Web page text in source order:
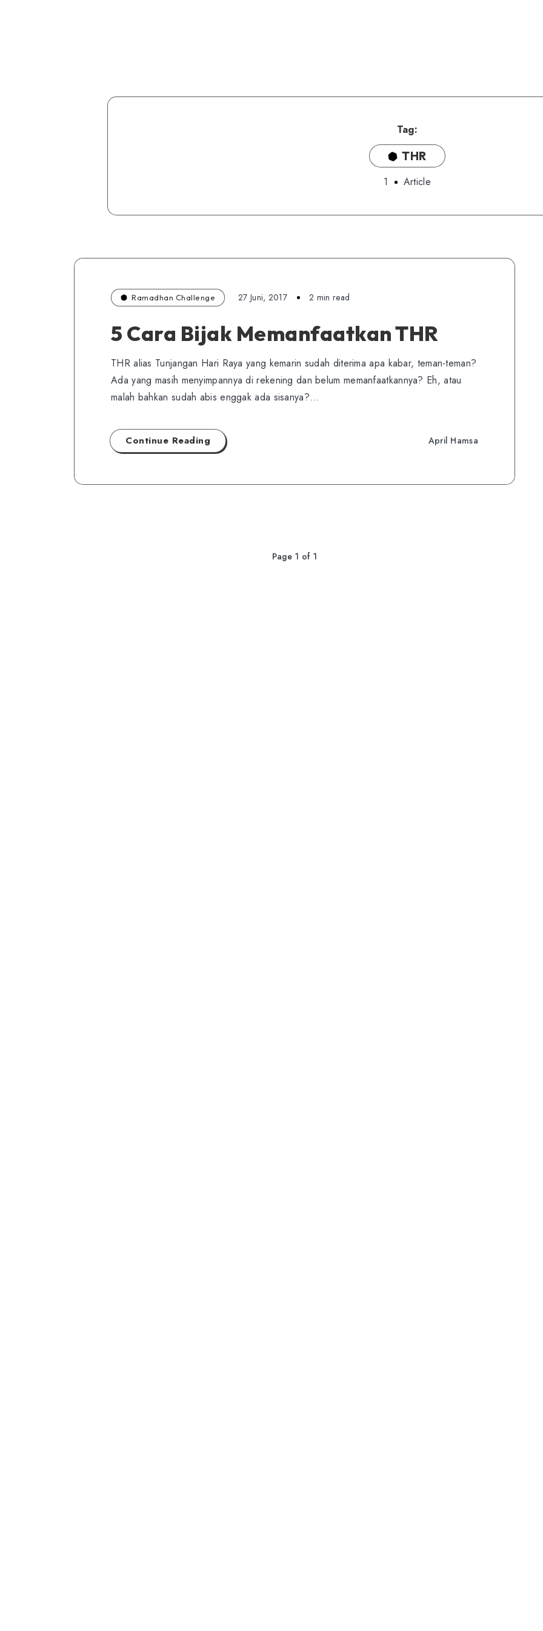
Tag:
THR
1 Article
Ramadhan Challenge 27 Juni, 2017 2 min read
5 Cara Bijak Memanfaatkan THR
THR alias Tunjangan Hari Raya yang kemarin sudah diterima apa kabar, teman-teman?
Ada yang masih menyimpannya di rekening dan belum memanfaatkannya? Eh, atau
malah bahkan sudah abis enggak ada sisanya?…
Continue Reading April Hamsa
Page 1 of 1